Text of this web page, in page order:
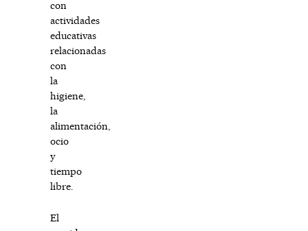
con
actividades
educativas
relacionadas
con
la
higiene,
la
alimentación,
ocio
y
tiempo
libre.
El